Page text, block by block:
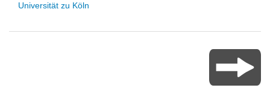
Universität zu Köln